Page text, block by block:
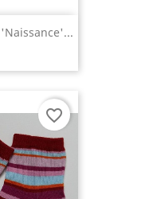
favorite_border